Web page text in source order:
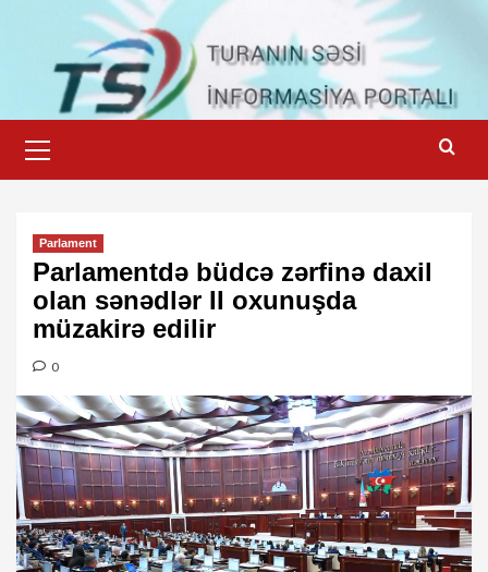
content
Menu
Parlament
Parlamentdə büdcə zərfinə daxil
olan sənədlər II oxunuşda
müzakirə edilir
0